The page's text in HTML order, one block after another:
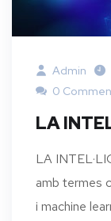
Admin
0
LA
LA
amb termes
i machine